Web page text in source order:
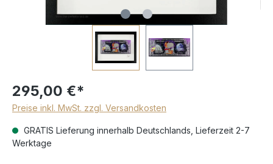
295,00 €*
Preise inkl. MwSt. zzgl. Versandkosten
GRATIS Lieferung innerhalb Deutschlands, Lieferzeit 2-7
Werktage